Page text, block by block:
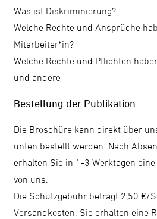
Was ist Diskriminierung?
Welche Rechte und Ansprüche
Mitarbeiter*in?
Welche Rechte und Pflichten
und andere
Bestellung der Publikation
Die Broschüre kann direkt über
unten bestellt werden. Nach
erhalten Sie in 1-3 Werktagen
von uns.
Die Schutzgebühr beträgt 2,50 €/
Versandkosten. Sie erhalten eine